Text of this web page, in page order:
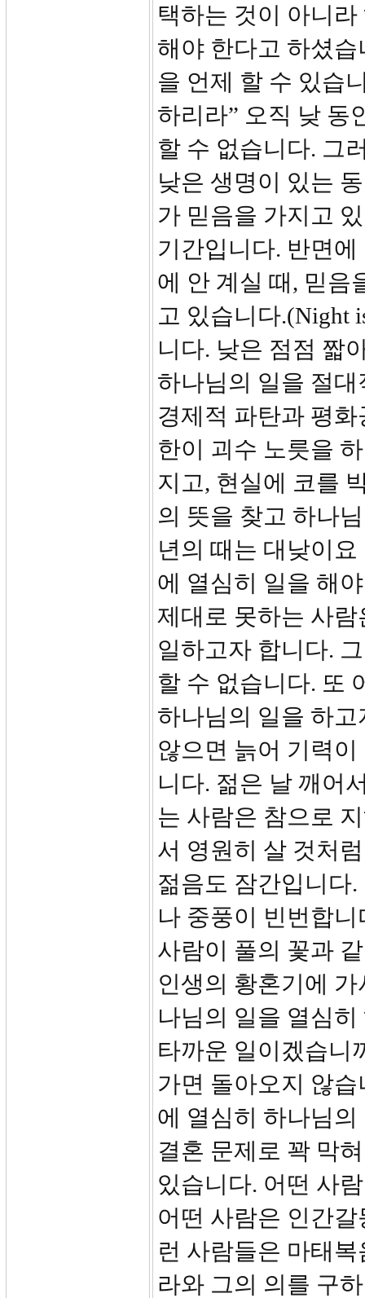
택하는 것이 아니
해야 한다고 하셨습
을 언제 할 수 있습
하리라” 오직 낮 동
할 수 없습니다. 그
낮은 생명이 있는
가 믿음을 가지고
기간입니다. 반면
에 안 계실 때, 믿음
고 있습니다.(Night
니다. 낮은 점점 짧
하나님의 일을 절
경제적 파탄과 평
한이 괴수 노릇을
지고, 현실에 코를
의 뜻을 찾고 하나
년의 때는 대낮이
에 열심히 일을 해
제대로 못하는 사
일하고자 합니다.
할 수 없습니다. 또
하나님의 일을 하
않으면 늙어 기력
니다. 젊은 날 깨어
는 사람은 참으로
서 영원히 살 것처
젊음도 잠간입니다
나 중풍이 빈번합
사람이 풀의 꽃과
인생의 황혼기에
나님의 일을 열심
타까운 일이겠습니
가면 돌아오지 않
에 열심히 하나님
결혼 문제로 꽉 막
있습니다. 어떤 사
어떤 사람은 인간
런 사람들은 마태
라와 그의 의를 구